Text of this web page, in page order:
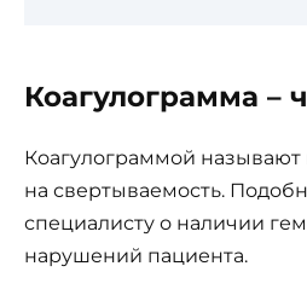
Коагулограмма –
Коагулограммой называют
на свертываемость.
специалисту о наличии
нарушений пациента.